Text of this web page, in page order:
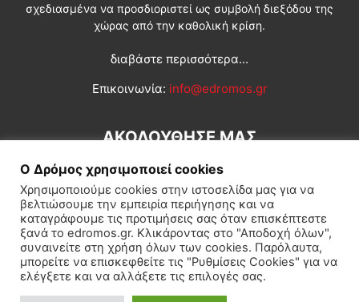
σχεδιασμένα να προσδιοριστεί ως συμβολή διεξόδου της
χώρας από την καθολική κρίση.
διαβάστε περισσότερα...
Επικοινωνία: info@edromos.gr
ΑΚΟΛΟΥΘΗΣΕ ΜΑΣ
Εγγραφή συνδρομητή Πολιτική Διεθνή Κοινωνία
Πολιτισμός Αφιερώματα
Ο Δρόμος χρησιμοποιεί cookies
Χρησιμοποιούμε cookies στην ιστοσελίδα μας για να
βελτιώσουμε την εμπειρία περιήγησης και να
καταγράφουμε τις προτιμήσεις σας όταν επισκέπτεστε
ξανά το edromos.gr. Κλικάροντας στο "Αποδοχή όλων",
συναινείτε στη χρήση όλων των cookies. Παρόλαυτα,
μπορείτε να επισκεφθείτε τις "Ρυθμίσεις Cookies" για να
ελέγξετε και να αλλάξετε τις επιλογές σας.